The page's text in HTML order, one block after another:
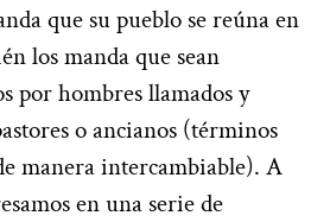
que su pueblo se reúna en
los manda que sean
por hombres llamados y
o ancianos (términos
manera intercambiable). A
en una serie de